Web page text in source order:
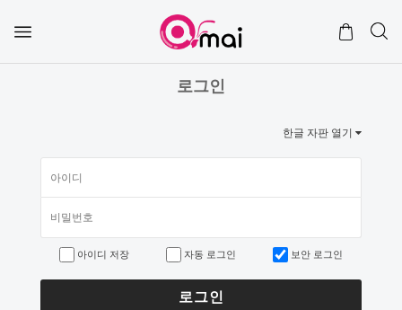
로그인
한글 자판 열기
아이디 저장 자동 로그인 보안 로그인
로그인